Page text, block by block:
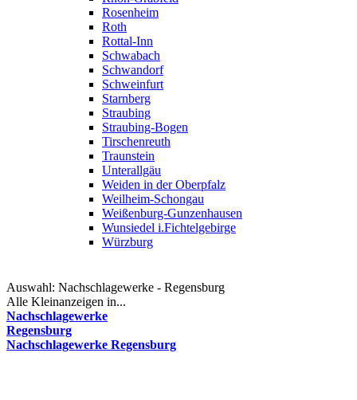
Rosenheim
Roth
Rottal-Inn
Schwabach
Schwandorf
Schweinfurt
Starnberg
Straubing
Straubing-Bogen
Tirschenreuth
Traunstein
Unterallgäu
Weiden in der Oberpfalz
Weilheim-Schongau
Weißenburg-Gunzenhausen
Wunsiedel i.Fichtelgebirge
Würzburg
Auswahl: Nachschlagewerke - Regensburg
Alle Kleinanzeigen in...
Nachschlagewerke
Regensburg
Nachschlagewerke Regensburg